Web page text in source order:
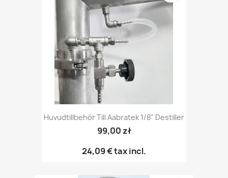
Huvudtillbehör Till Aabratek 1/8" Destiller
99,00 zł
24,09 €tax incl.